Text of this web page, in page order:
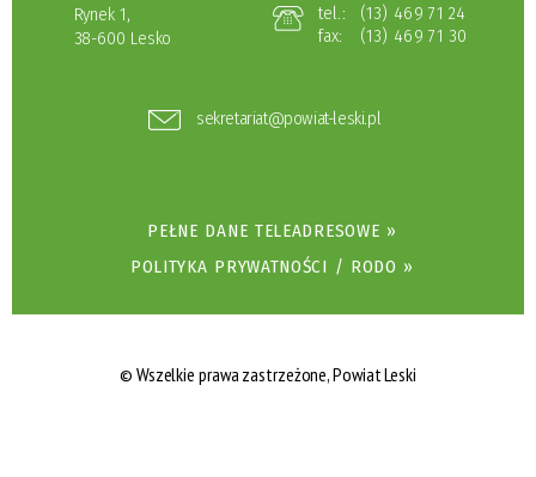
Rynek 1,
38-600 Lesko
tel.:
(13) 469 71 24
fax:
(13) 469 71 30
sekretariat@powiat-leski.pl
PEŁNE DANE TELEADRESOWE »
POLITYKA PRYWATNOŚCI / RODO »
© Wszelkie prawa zastrzeżone, Powiat Leski